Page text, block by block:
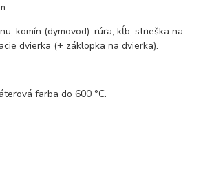
komín (dymovod): rúra, kĺb, strieška na
dvierka (+ záklopka na dvierka).
farba do 600 °C.